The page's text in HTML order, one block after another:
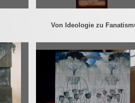
Von Ideologie zu